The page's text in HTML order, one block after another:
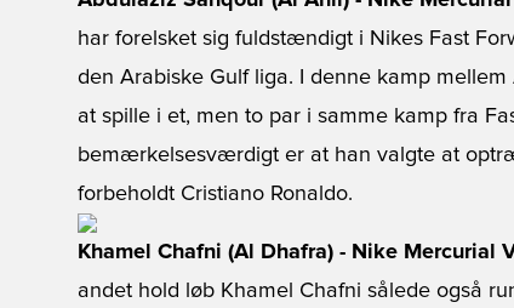
har forelsket sig fuldstændigt i Nikes Fast
den Arabiske Gulf liga. I denne kamp
at spille i et, men to par i samme kamp fra
bemærkelsesværdigt er at han valgte at
forbeholdt Cristiano Ronaldo.
Khamel Chafni (Al Dhafra) - Nike Mercurial
andet hold løb Khamel Chafni sålede også